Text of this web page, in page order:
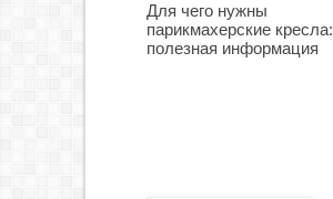
Для чего нужны
парикмахерские кресла:
полезная информация